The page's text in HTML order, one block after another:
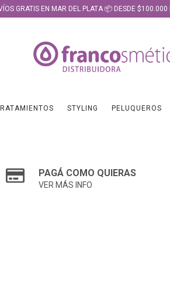
GRATIS EN MAR DEL PLATA 📦 DESDE $100.000
STYLING PELUQUEROS
PAGÁ COMO QUIERAS
VER MÁS INFO